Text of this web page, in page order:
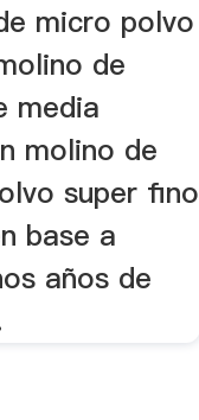
micro polvo
de
media
molino de
super fino
base a
años de